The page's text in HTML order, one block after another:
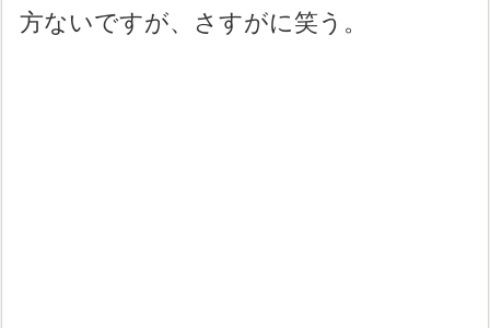
方ないですが、さすがに笑う。